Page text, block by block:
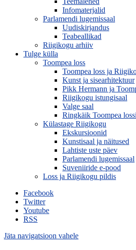
Infomaterjalid
Parlamendi lugemissaal
Uudiskirjandus
Teabeallikad
Riigikogu arhiiv
Tulge külla
Toompea loss
Toompea loss ja
Kunst ja sisearhitektuur
Pikk Hermann ja
Riigikogu istungisaal
Valge saal
Ringkäik Toompea
Külastage Riigikogu
Ekskursioonid
Kunstisaal ja näitused
Lahtiste uste päev
Parlamendi lugemissaal
Suveniiride e-pood
Loss ja Riigikogu pildis
Facebook
Twitter
Youtube
RSS
Jäta navigatsioon vahele